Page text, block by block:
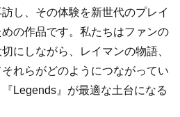
し、その体験を新世代のプレイ
の作品です。私たちはファンの
にしながら、レイマンの物語、
れらがどのようにつながってい
Legends』が最適な土台になる